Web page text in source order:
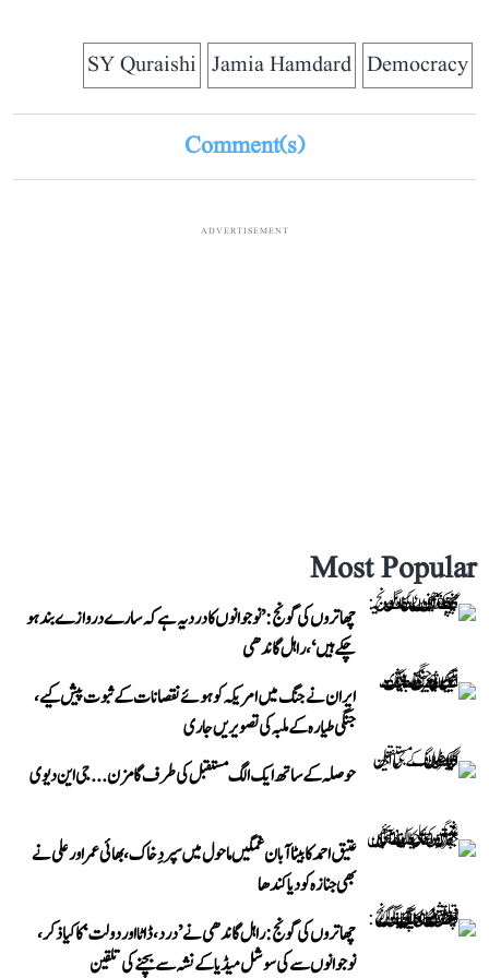
Democracy
Jamia Hamdard
SY Quraishi
Comment(s)
ADVERTISEMENT
Most Popular
چھاتروں کی گونج: ’نوجوانوں کا درد یہ ہے کہ سارے دروازے بند ہو
چکے ہیں‘، راہل گاندھی
ایران نے جنگ میں امریکہ کو ہوئے نقصانات کے ثبوت پیش کیے،
جنگی طیارہ کے ملبہ کی تصویریں جاری
حوصلہ کے ساتھ ایک الگ مستقبل کی طرف گامزن... جی این دیوی
عتیق احمد کا بیٹا آبان غمگین ماحول میں سپردِ خاک، بھائی عمر اور علی نے
بھی جنازہ کو دیا کندھا
چھاتروں کی گونج: راہل گاندھی نے ’درد، ڈاٹا اور دولت‘ کا کیا ذکر،
نوجوانوں سے کی سوشل میڈیا کے نشہ سے بچنے کی تلقین